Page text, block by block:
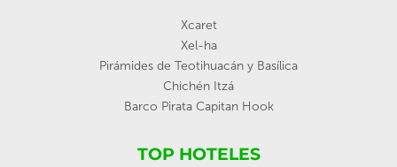
Xcaret
Xel-ha
Pirámides de Teotihuacán y Basílica
Chichén Itzá
Barco Pirata Capitan Hook
TOP HOTELES